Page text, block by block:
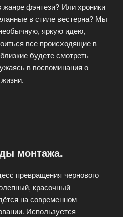
фэнтези? Или хроники
в стиле вестерна? Мы
яркую идею,
все происходящие в
будете смотреть
в воспоминания о
монтажа.
превращения чернового
красочный
на современном
Используется